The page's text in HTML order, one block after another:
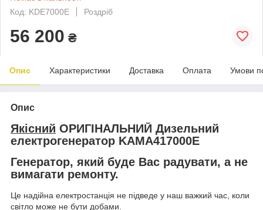
Код: KDE7000E
Роздріб
56 200 ₴
Опис Характеристики Доставка Оплата Умови
Опис
Якісний ОРИГІНАЛЬНИЙ Дизельний
електрогенератор KAMA417000E
Генератор, який буде Вас радувати, а не
вимагати ремонту.
Це надійна електростанція не підведе у наш важкий час, коли
світло може не бути добами.